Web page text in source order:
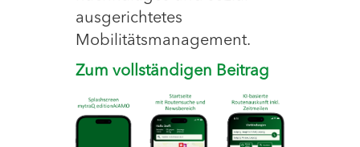
ausgerichtetes
Mobilitätsmanagement.
Zum vollständigen Beitrag